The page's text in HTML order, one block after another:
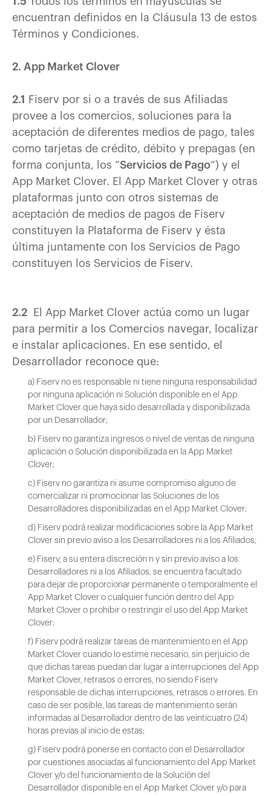
encuentran definidos en la Cláusula 13 de estos
Términos y Condiciones.
2. App Market Clover
2.1
Fiserv por si o a través de sus Afiliadas
provee a los comercios, soluciones para la
aceptación de diferentes medios de pago, tales
como tarjetas de crédito, débito y prepagas (en
forma conjunta, los “Servicios de Pago”) y el
App Market Clover. El App Market Clover y otras
plataformas junto con otros sistemas de
aceptación de medios de pagos de Fiserv
constituyen la Plataforma de Fiserv y ésta
última juntamente con los Servicios de Pago
constituyen los Servicios de Fiserv.
2.2 El App Market Clover actúa como un lugar
para permitir a los Comercios navegar, localizar
e instalar aplicaciones. En ese sentido, el
Desarrollador reconoce que:
a) Fiserv no es responsable ni tiene ninguna responsabilidad
por ninguna aplicación ni Solución disponible en el App
Market Clover que haya sido desarrollada y disponibilizada
por un Desarrollador;
b) Fiserv no garantiza ingresos o nivel de ventas de ninguna
aplicación o Solución disponibilizada en la App Market
Clover;
c) Fiserv no garantiza ni asume compromiso alguno de
comercializar ni promocionar las Soluciones de los
Desarrolladores disponibilizadas en el App Market Clover;
d) Fiserv podrá realizar modificaciones sobre la App Market
Clover sin previo aviso a los Desarrolladores ni a los Afiliados;
e) Fiserv, a su entera discreción n y sin previo aviso a los
Desarrolladores ni a los Afiliados, se encuentra facultado
para dejar de proporcionar permanente o temporalmente el
App Market Clover o cualquier función dentro del App
Market Clover o prohibir o restringir el uso del App Market
Clover;
f) Fiserv podrá realizar tareas de mantenimiento en el App
Market Clover cuando lo estime necesario, sin perjuicio de
que dichas tareas puedan dar lugar a interrupciones del App
Market Clover, retrasos o errores, no siendo Fiserv
responsable de dichas interrupciones, retrasos o errores. En
caso de ser posible, las tareas de mantenimiento serán
informadas al Desarrollador dentro de las veinticuatro (24)
horas previas al inicio de estas;
g) Fiserv podrá ponerse en contacto con el Desarrollador
por cuestiones asociadas al funcionamiento del App Market
Clover y/o del funcionamiento de la Solución del
Desarrollador disponible en el App Market Clover y/o para